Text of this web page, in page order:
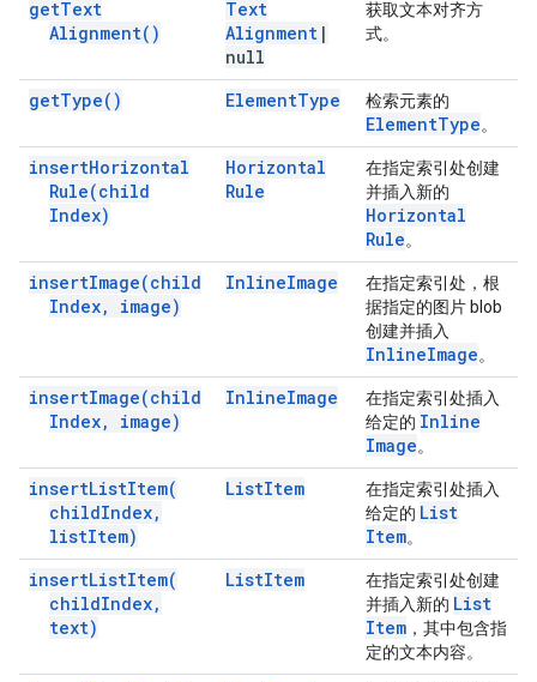
getText
Alignment( )
Text
Alignment |
null
获取文本对齐方
式。
getType( ) ElementType 检索元素的
ElementType。
insertHorizontal
Rule(child
Index)
Horizontal
Rule
在指定索引处创建
并插入新的
Horizontal
Rule。
insertImage(child
Index, image)
InlineImage
在指定索引处，根
据指定的图片 blob
创建并插入
InlineImage。
insertImage(child
Index, image)
InlineImage
在指定索引处插入
给定的 Inline
Image。
insertListItem(
childIndex,
listItem)
ListItem
在指定索引处插入
给定的 List
Item。
insertListItem(
childIndex,
text)
ListItem
在指定索引处创建
并插入新的 List
Item ，其中包含指
定的文本内容。